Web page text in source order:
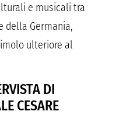
e musicali tra
della Germania,
ulteriore al
DI
CESARE